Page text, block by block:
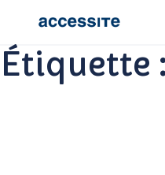
Étiquette :